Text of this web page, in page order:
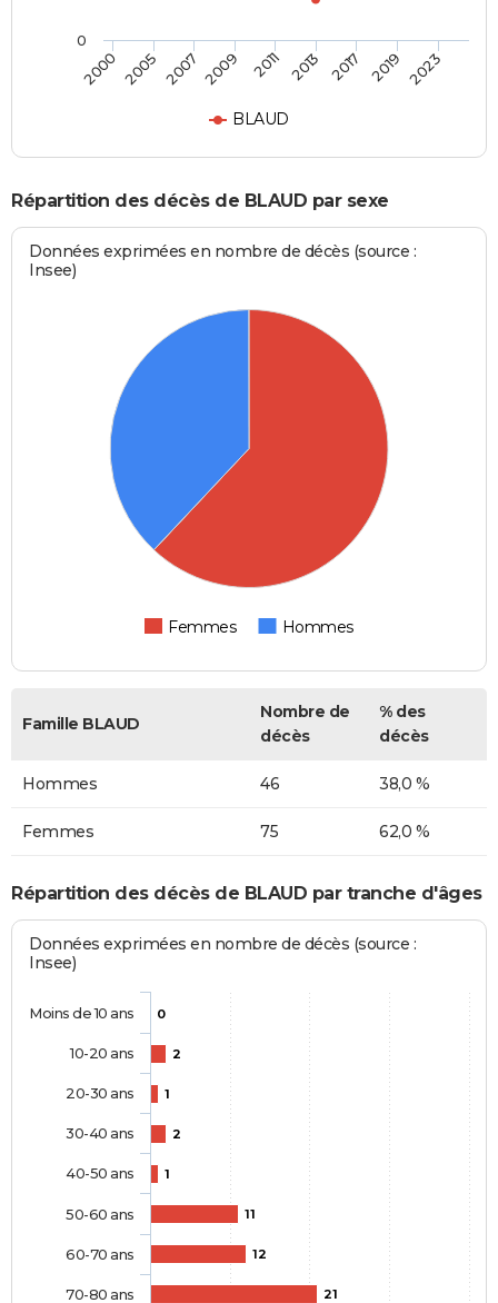
BLAUD
2000 2005 2007 2009 2011 2013 2017 2019 2023
0
Répartition des décès de BLAUD par sexe
Données exprimées en nombre de décès (source :
Insee)
Femmes Hommes
Famille BLAUD
Nombre de
décès
% des
décès
Hommes 46 38,0 %
Femmes 75 62,0 %
Répartition des décès de BLAUD par tranche d'âges
Données exprimées en nombre de décès (source :
Insee)
0
2
1
2
1
11
12
21
Moins de 10 ans
10-20 ans
20-30 ans
30-40 ans
40-50 ans
50-60 ans
60-70 ans
70-80 ans